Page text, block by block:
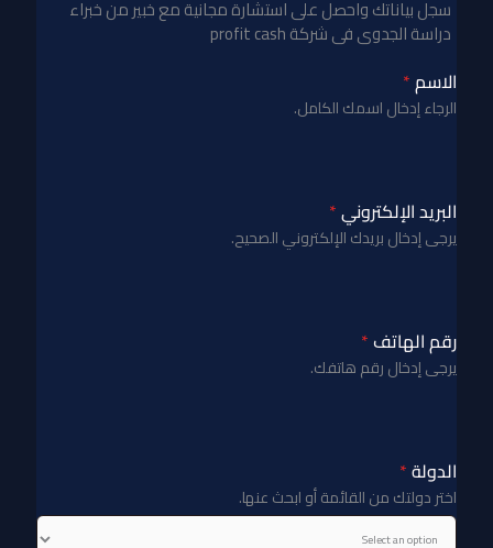
سجل بياناتك واحصل على استشارة مجانية مع خبير من خبراء
دراسة الجدوى فى شركة profit cash
الاسم*
الرجاء إدخال اسمك الكامل.
البريد الإلكتروني*
يرجى إدخال بريدك الإلكتروني الصحيح.
رقم الهاتف*
يرجى إدخال رقم هاتفك.
الدولة*
اختر دولتك من القائمة أو ابحث عنها.